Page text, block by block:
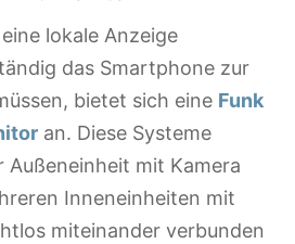
lokale Anzeige
das Smartphone zur
bietet sich eine Funk
an. Diese Systeme
Außeneinheit mit Kamera
Inneneinheiten mit
miteinander verbunden